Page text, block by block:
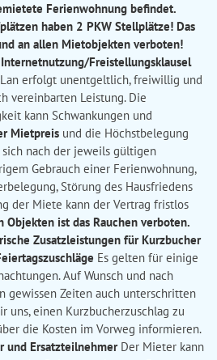
Ferienwohnung befindet.
haben 2 PKW Stellplätze! Das
an allen Mietobjekten verboten!
Freistellungsklausel
erfolgt unentgeltlich, freiwillig und
vereinbarten Leistung. Die
kann Schwankungen und
Mietpreis und die Höchstbelegung
nach der jeweils gültigen
Gebrauch einer Ferienwohnung,
Störung des Hausfriedens
der Miete kann der Vertrag fristlos
Objekten ist das Rauchen verboten.
Zusatzleistungen für Kurzbucher
Es gelten für einige
Auf Wunsch und nach
gewissen Zeiten auch unterschritten
uns, einen Kurzbucherzuschlag zu
die Kosten im Vorweg informieren.
und Ersatzteilnehmer Der Mieter kann